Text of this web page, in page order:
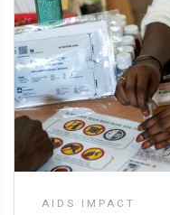
AIDS IMPACT